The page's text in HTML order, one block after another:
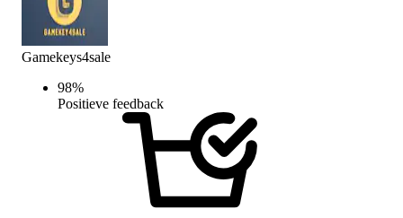
Gamekeys4sale
98%
Positieve feedback